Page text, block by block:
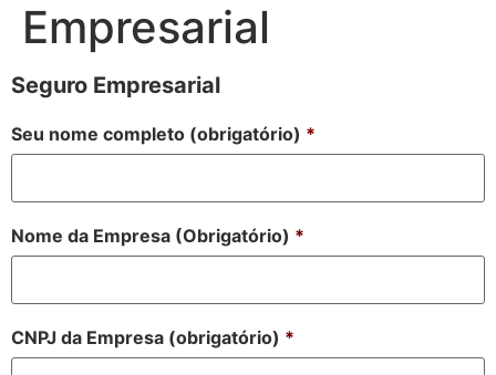
Empresarial
Seguro Empresarial
Seu nome completo (obrigatório) *
Nome da Empresa (Obrigatório) *
CNPJ da Empresa (obrigatório) *